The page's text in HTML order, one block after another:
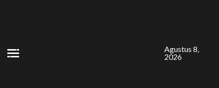
Agustus 8,
2026